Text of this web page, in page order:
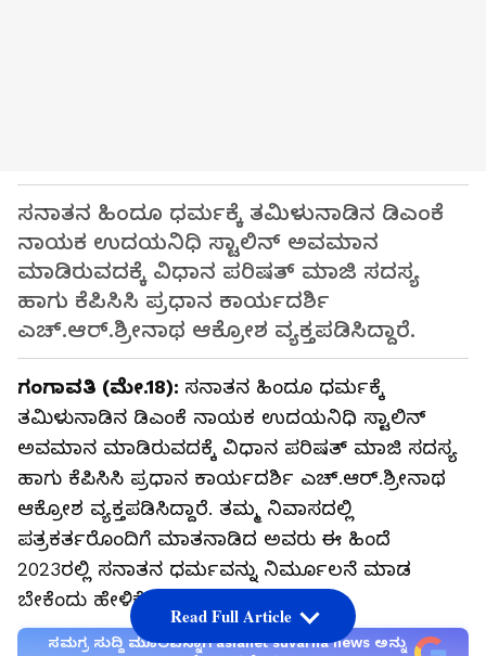
ಸನಾತನ ಹಿಂದೂ ಧರ್ಮಕ್ಕೆ ತಮಿಳುನಾಡಿನ ಡಿಎಂಕೆ
ನಾಯಕ ಉದಯನಿಧಿ ಸ್ಟಾಲಿನ್ ಅವಮಾನ
ಮಾಡಿರುವದಕ್ಕೆ ವಿಧಾನ ಪರಿಷತ್ ಮಾಜಿ ಸದಸ್ಯ
ಹಾಗು ಕೆಪಿಸಿಸಿ ಪ್ರಧಾನ ಕಾರ್ಯದರ್ಶಿ
ಎಚ್.ಆರ್.ಶ್ರೀನಾಥ ಆಕ್ರೋಶ ವ್ಯಕ್ತಪಡಿಸಿದ್ದಾರೆ.
ಗಂಗಾವತಿ (ಮೇ.18): ಸನಾತನ ಹಿಂದೂ ಧರ್ಮಕ್ಕೆ
ತಮಿಳುನಾಡಿನ ಡಿಎಂಕೆ ನಾಯಕ ಉದಯನಿಧಿ ಸ್ಟಾಲಿನ್
ಅವಮಾನ ಮಾಡಿರುವದಕ್ಕೆ ವಿಧಾನ ಪರಿಷತ್ ಮಾಜಿ ಸದಸ್ಯ
ಹಾಗು ಕೆಪಿಸಿಸಿ ಪ್ರಧಾನ ಕಾರ್ಯದರ್ಶಿ ಎಚ್.ಆರ್.ಶ್ರೀನಾಥ
ಆಕ್ರೋಶ ವ್ಯಕ್ತಪಡಿಸಿದ್ದಾರೆ. ತಮ್ಮ ನಿವಾಸದಲ್ಲಿ
ಪತ್ರಕರ್ತರೊಂದಿಗೆ ಮಾತನಾಡಿದ ಅವರು ಈ ಹಿಂದೆ
2023ರಲ್ಲಿ ಸನಾತನ ಧರ್ಮವನ್ನು ನಿರ್ಮೂಲನೆ ಮಾಡ
ಬೇಕೆಂದು ಹೇಳಿಕೆ ನೀಡಿದ್ದರು.
ಸಮಗ್ರ ಸುದ್ದಿ ಮೂಲವನ್ನಾಗಿ asianet suvarna news ಅನ್ನು
Read Full Article